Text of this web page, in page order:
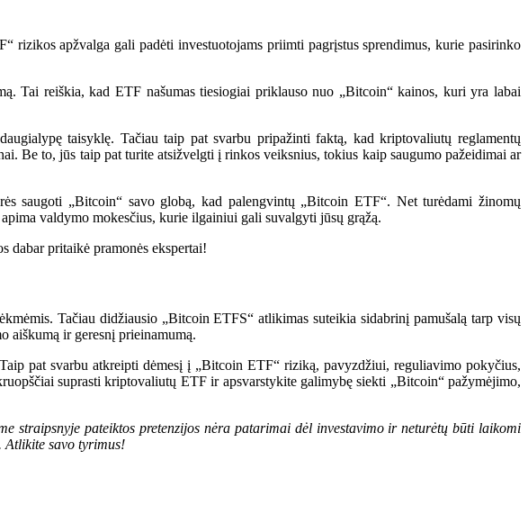
apžvalga gali padėti investuotojams priimti pagrįstus sprendimus, kurie pasirinko
Tai reiškia, kad ETF našumas tiesiogiai priklauso nuo „Bitcoin“ kainos, kuri yra labai
taisyklę. Tačiau taip pat svarbu pripažinti faktą, kad kriptovaliutų reglamentų
Be to, jūs taip pat turite atsižvelgti į rinkos veiksnius, tokius kaip saugumo pažeidimai ar
saugoti „Bitcoin“ savo globą, kad palengvintų „Bitcoin ETF“. Net turėdami žinomų
valdymo mokesčius, kurie ilgainiui gali suvalgyti jūsų grąžą.
pritaikė pramonės ekspertai!
Tačiau didžiausio „Bitcoin ETFS“ atlikimas suteikia sidabrinį pamušalą tarp visų
aiškumą ir geresnį prieinamumą.
pat svarbu atkreipti dėmesį į „Bitcoin ETF“ riziką, pavyzdžiui, reguliavimo pokyčius,
suprasti kriptovaliutų ETF ir apsvarstykite galimybę siekti „Bitcoin“ pažymėjimo,
straipsnyje pateiktos pretenzijos nėra patarimai dėl investavimo ir neturėtų būti laikomi
Atlikite savo tyrimus!